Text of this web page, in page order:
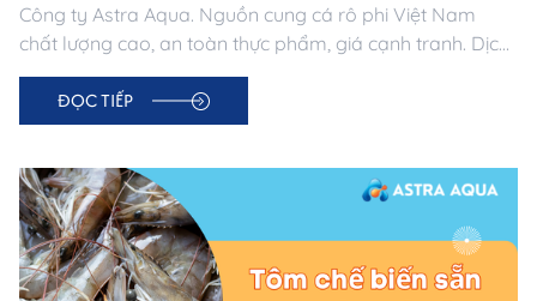
Công ty Astra Aqua. Nguồn cung cá rô phi Việt Nam
chất lượng cao, an toàn thực phẩm, giá cạnh tranh. Dịch
vụ sourcing & xuất khẩu chuyên nghiệp –
astraaquaco.com.
ĐỌC TIẾP